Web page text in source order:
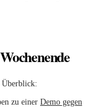
Überblick:
zu einer Demo gegen